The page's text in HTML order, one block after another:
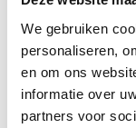
We gebruiken
personaliseren,
en om ons
informatie over
partners voor
IN